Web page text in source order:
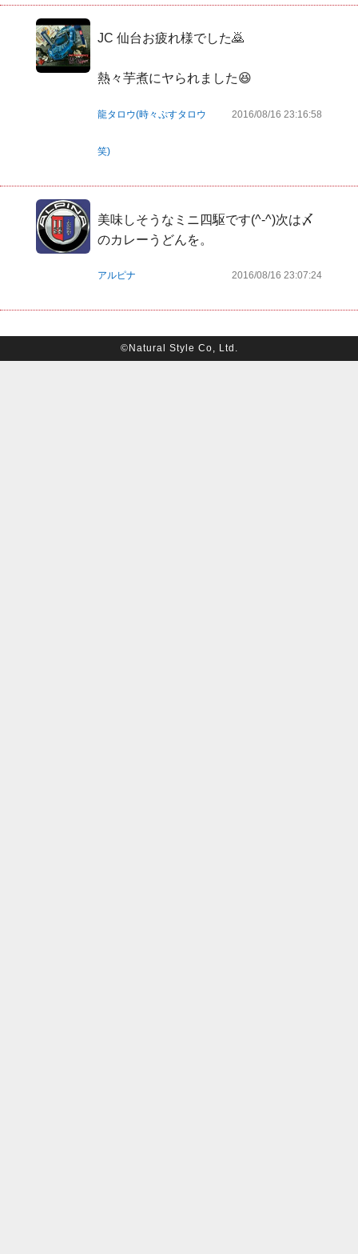
JC 仙台お疲れ様でした🙇
熱々芋煮にヤられました😆
龍タロウ(時々ぷすタロウ
笑)
2016/08/16 23:16:58
美味しそうなミニ四駆です(^-^)次は〆
のカレーうどんを。
アルピナ 2016/08/16 23:07:24
©Natural Style Co, Ltd.